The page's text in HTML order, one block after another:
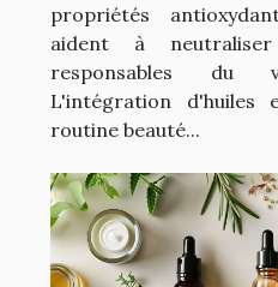
propriétés
aident à
responsables du
L'intégration d'huiles
routine beauté...